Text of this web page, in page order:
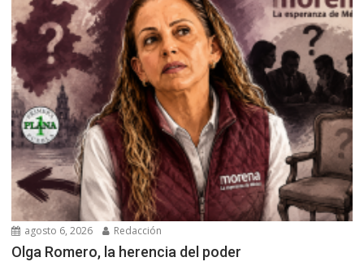
agosto 6, 2026 Redacción
Olga Romero, la herencia del poder